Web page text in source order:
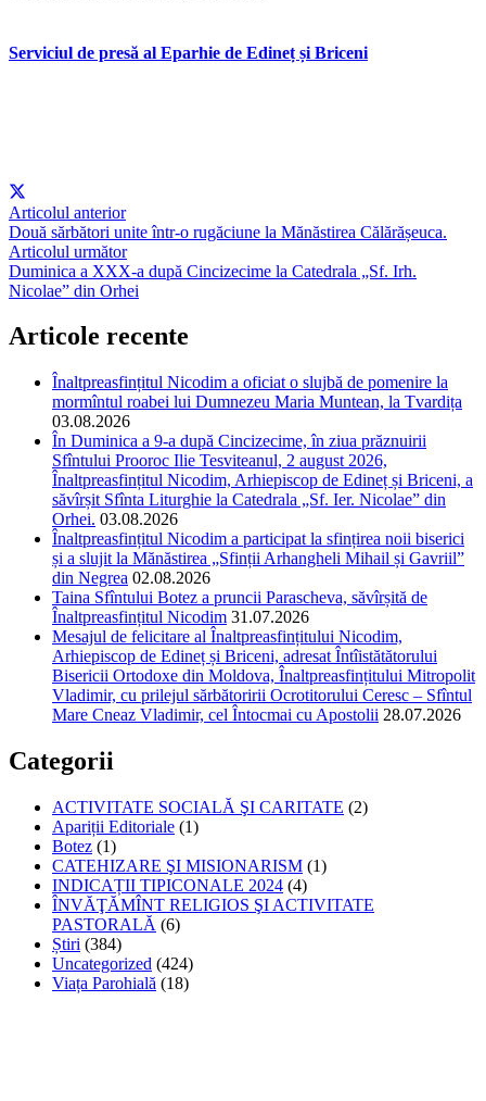
Serviciul de presă al Eparhie de Edineț și Briceni
Articolul anterior
Două sărbători unite într-o rugăciune la Mănăstirea Călărășeuca.
Articolul următor
Duminica a XXX-a după Cincizecime la Catedrala „Sf. Irh.
Nicolae” din Orhei
Articole recente
Înaltpreasfințitul Nicodim a oficiat o slujbă de pomenire la
mormîntul roabei lui Dumnezeu Maria Muntean, la Tvardița
03.08.2026
În Duminica a 9-a după Cincizecime, în ziua prăznuirii
Sfîntului Prooroc Ilie Tesviteanul, 2 august 2026,
Înaltpreasfințitul Nicodim, Arhiepiscop de Edineț și Briceni, a
săvîrșit Sfînta Liturghie la Catedrala „Sf. Ier. Nicolae” din
Orhei. 03.08.2026
Înaltpreasfințitul Nicodim a participat la sfințirea noii biserici
și a slujit la Mănăstirea „Sfinții Arhangheli Mihail și Gavriil”
din Negrea 02.08.2026
Taina Sfîntului Botez a pruncii Parascheva, săvîrșită de
Înaltpreasfințitul Nicodim 31.07.2026
Mesajul de felicitare al Înaltpreasfințitului Nicodim,
Arhiepiscop de Edineț și Briceni, adresat Întîistătătorului
Bisericii Ortodoxe din Moldova, Înaltpreasfințitului Mitropolit
Vladimir, cu prilejul sărbătoririi Ocrotitorului Ceresc – Sfîntul
Mare Cneaz Vladimir, cel Întocmai cu Apostolii 28.07.2026
Categorii
ACTIVITATE SOCIALĂ ŞI CARITATE (2)
Apariții Editoriale (1)
Botez (1)
CATEHIZARE ŞI MISIONARISM (1)
INDICAȚII TIPICONALE 2024 (4)
ÎNVĂŢĂMÎNT RELIGIOS ŞI ACTIVITATE
PASTORALĂ (6)
Știri (384)
Uncategorized (424)
Viața Parohială (18)